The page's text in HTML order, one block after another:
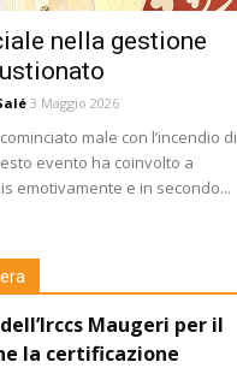
nella gestione
3 Maggio 2026
male con l’incendio di
evento ha coinvolto a
emotivamente e in secondo...
Maugeri per il
la certificazione